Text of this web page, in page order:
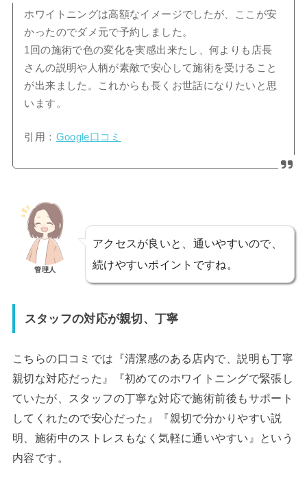
ホワイトニングは高額なイメージでしたが、ここが安
かったのでダメ元で予約しました。
1回の施術で色の変化を実感出来たし、何よりも店長
さんの説明や人柄が素敵で安心して施術を受けること
が出来ました。これからも長くお世話になりたいと思
います。
引用： Google口コミ
管理人
アクセスが良いと、通いやすいので、
続けやすいポイントですね。
スタッフの対応が親切、丁寧
こちらの口コミでは『清潔感のある店内で、説明も丁寧
親切な対応だった』『初めてのホワイトニングで緊張し
ていたが、スタッフの丁寧な対応で施術前後もサポート
してくれたので安心だった』『親切で分かりやすい説
明、施術中のストレスもなく気軽に通いやすい』という
内容です。